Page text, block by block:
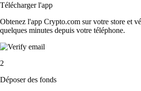
Télécharger l'app
Obtenez l'app Crypto.com sur votre store et
quelques minutes depuis votre téléphone.
2
Déposer des fonds